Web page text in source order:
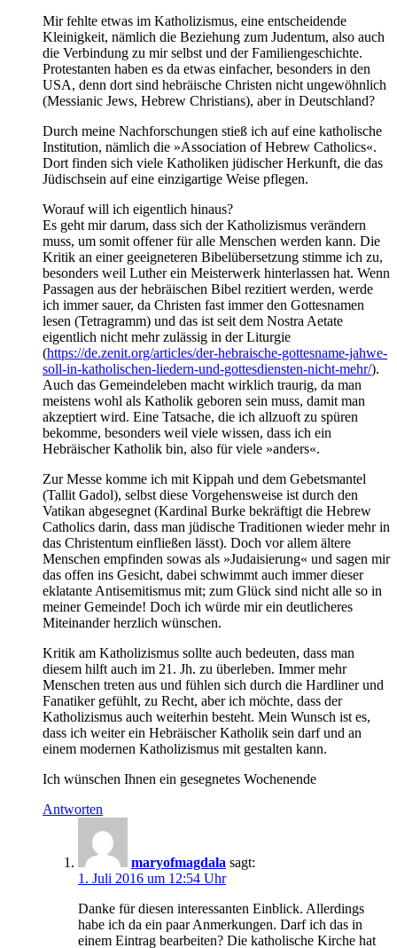
Mir fehlte etwas im Katholizismus, eine entscheidende
Kleinigkeit, nämlich die Beziehung zum Judentum, also auch
die Verbindung zu mir selbst und der Familiengeschichte.
Protestanten haben es da etwas einfacher, besonders in den
USA, denn dort sind hebräische Christen nicht ungewöhnlich
(Messianic Jews, Hebrew Christians), aber in Deutschland?
Durch meine Nachforschungen stieß ich auf eine katholische
Institution, nämlich die »Association of Hebrew Catholics«.
Dort finden sich viele Katholiken jüdischer Herkunft, die das
Jüdischsein auf eine einzigartige Weise pflegen.
Worauf will ich eigentlich hinaus?
Es geht mir darum, dass sich der Katholizismus verändern
muss, um somit offener für alle Menschen werden kann. Die
Kritik an einer geeigneteren Bibelübersetzung stimme ich zu,
besonders weil Luther ein Meisterwerk hinterlassen hat. Wenn
Passagen aus der hebräischen Bibel rezitiert werden, werde
ich immer sauer, da Christen fast immer den Gottesnamen
lesen (Tetragramm) und das ist seit dem Nostra Aetate
eigentlich nicht mehr zulässig in der Liturgie
(https://de.zenit.org/articles/der-hebraische-gottesname-jahwe-
soll-in-katholischen-liedern-und-gottesdiensten-nicht-mehr/).
Auch das Gemeindeleben macht wirklich traurig, da man
meistens wohl als Katholik geboren sein muss, damit man
akzeptiert wird. Eine Tatsache, die ich allzuoft zu spüren
bekomme, besonders weil viele wissen, dass ich ein
Hebräischer Katholik bin, also für viele »anders«.
Zur Messe komme ich mit Kippah und dem Gebetsmantel
(Tallit Gadol), selbst diese Vorgehensweise ist durch den
Vatikan abgesegnet (Kardinal Burke bekräftigt die Hebrew
Catholics darin, dass man jüdische Traditionen wieder mehr in
das Christentum einfließen lässt). Doch vor allem ältere
Menschen empfinden sowas als »Judaisierung« und sagen mir
das offen ins Gesicht, dabei schwimmt auch immer dieser
eklatante Antisemitismus mit; zum Glück sind nicht alle so in
meiner Gemeinde! Doch ich würde mir ein deutlicheres
Miteinander herzlich wünschen.
Kritik am Katholizismus sollte auch bedeuten, dass man
diesem hilft auch im 21. Jh. zu überleben. Immer mehr
Menschen treten aus und fühlen sich durch die Hardliner und
Fanatiker gefühlt, zu Recht, aber ich möchte, dass der
Katholizismus auch weiterhin besteht. Mein Wunsch ist es,
dass ich weiter ein Hebräischer Katholik sein darf und an
einem modernen Katholizismus mit gestalten kann.
Ich wünschen Ihnen ein gesegnetes Wochenende
Antworten
maryofmagdala sagt:
1. Juli 2016 um 12:54 Uhr
Danke für diesen interessanten Einblick. Allerdings
habe ich da ein paar Anmerkungen. Darf ich das in
einem Eintrag bearbeiten? Die katholische Kirche hat